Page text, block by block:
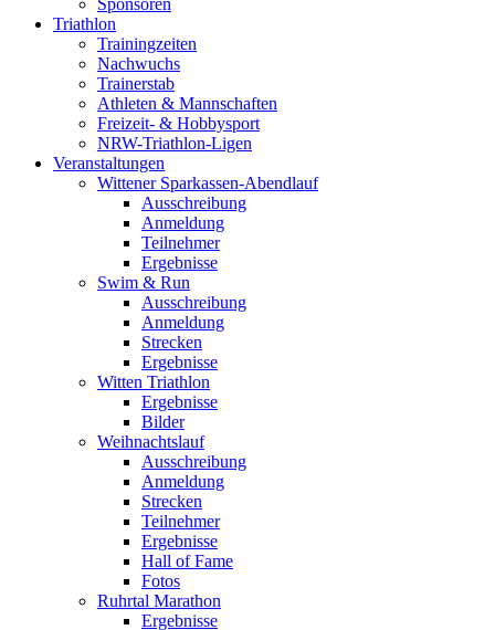
Sponsoren
Triathlon
Trainingzeiten
Nachwuchs
Trainerstab
Athleten & Mannschaften
Freizeit- & Hobbysport
NRW-Triathlon-Ligen
Veranstaltungen
Wittener Sparkassen-Abendlauf
Ausschreibung
Anmeldung
Teilnehmer
Ergebnisse
Swim & Run
Ausschreibung
Anmeldung
Strecken
Ergebnisse
Witten Triathlon
Ergebnisse
Bilder
Weihnachtslauf
Ausschreibung
Anmeldung
Strecken
Teilnehmer
Ergebnisse
Hall of Fame
Fotos
Ruhrtal Marathon
Ergebnisse